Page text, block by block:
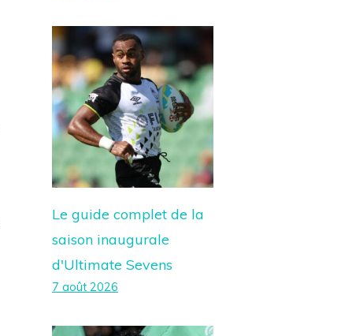
Le guide complet de la
saison inaugurale
d'Ultimate Sevens
7 août 2026